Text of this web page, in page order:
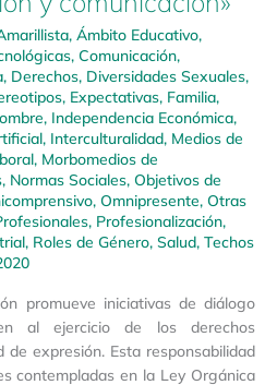
, Ámbito Educativo,
, Comunicación,
, Derechos, Diversidades Sexuales,
, Expectativas, Familia,
, Independencia Económica,
, Interculturalidad, Medios de
, Morbomedios de
, Normas Sociales, Objetivos de
, Omnipresente, Otras
, Profesionalización,
, Roles de Género, Salud, Techos
promueve iniciativas de diálogo
al ejercicio de los derechos
de expresión. Esta responsabilidad
contempladas en la Ley Orgánica